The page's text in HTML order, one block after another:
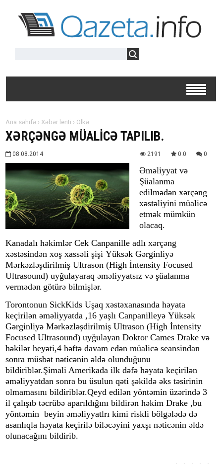
Ana səhifə › Xəbər lenti › Ölkə
XƏRÇƏNGƏ MÜALİCƏ TAPILIB.
08.08.2014 2191 0.0 0
Əməliyyat və
Şüalanma
edilmədən xərçəng
xəstəliyini müalicə
etmək mümkün
olacaq.
Kanadalı həkimlər Cek Canpanille adlı xərçəng
xəstəsindən xoş xassəli şişi Yüksək Gərginliyə
Mərkəzləşdirilmiş Ultrason (High İntensity Focused
Ultrasound) uyğulayaraq əməliyyatsız və şüalanma
vermədən götürə bilmişlər.
Torontonun SickKids Uşaq xəstəxanasında həyata
keçirilən əməliyyatda ,16 yaşlı Canpanilleyə Yüksək
Gərginliyə Mərkəzləşdirilmiş Ultrason (High İntensity
Focused Ultrasound) uyğulayan Doktor Cames Drake və
həkilər heyəti,4 həftə davam edən müalicə seansindan
sonra müsbət nəticənin əldə olunduğunu
bildiriblər.Şimali Amerikada ilk dəfə həyata keçirilən
əməliyyatdan sonra bu üsulun qəti şəkildə əks təsirinin
olmamasını bildiriblər.Qeyd edilən yöntəmin üzərində 3
il çalışıb təcrübə aparıldığını bildirən həkim Drake ,bu
yöntəmin beyin əməliyyatlrı kimi riskli bölgələdə də
asanlıqla həyata keçirilə biləcəyini yaxşı nəticənin əldə
olunacağını bildirib.